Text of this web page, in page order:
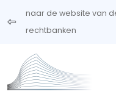
Overslaan en naar de
naar de website van
rechtbanken